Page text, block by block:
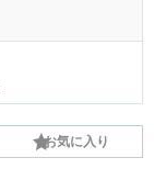
お気に入り